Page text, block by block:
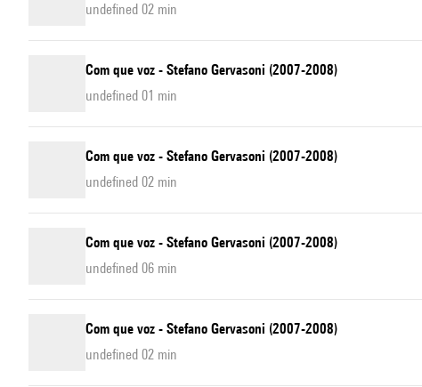
undefined 02 min
Com que voz - Stefano Gervasoni (2007-2008)
undefined 01 min
Com que voz - Stefano Gervasoni (2007-2008)
undefined 02 min
Com que voz - Stefano Gervasoni (2007-2008)
undefined 06 min
Com que voz - Stefano Gervasoni (2007-2008)
undefined 02 min